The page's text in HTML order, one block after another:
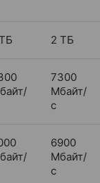
2 ТБ
7300
Мбайт/
с
6900
Мбайт/
с